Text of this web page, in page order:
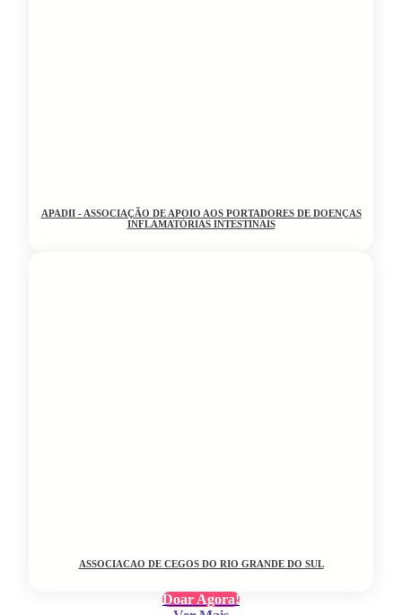
APADII - ASSOCIAÇÃO DE APOIO AOS PORTADORES DE DOENÇAS
INFLAMATÓRIAS INTESTINAIS
ASSOCIACAO DE CEGOS DO RIO GRANDE DO SUL
Doar Agora!